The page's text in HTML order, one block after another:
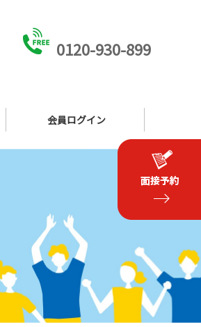
0120-930-899
会員ログイン